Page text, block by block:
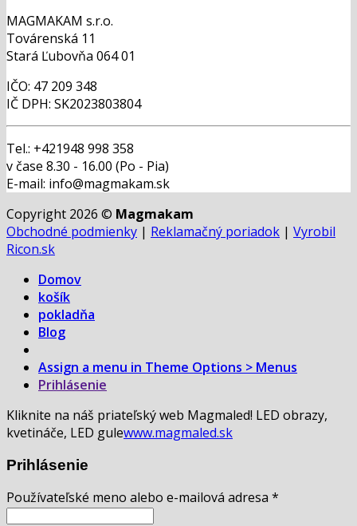
MAGMAKAM s.r.o.
Továrenská 11
Stará Ľubovňa 064 01
IČO: 47 209 348
IČ DPH: SK2023803804
Tel.: +421948 998 358
v čase 8.30 - 16.00 (Po - Pia)
E-mail: info@magmakam.sk
Copyright 2026 © Magmakam
Obchodné podmienky | Reklamačný poriadok | Vyrobil
Ricon.sk
Domov
košík
pokladňa
Blog
Assign a menu in Theme Options > Menus
Prihlásenie
Kliknite na náš priateľský web Magmaled! LED obrazy,
kvetináče, LED gulewww.magmaled.sk
Prihlásenie
Používateľské meno alebo e-mailová adresa *